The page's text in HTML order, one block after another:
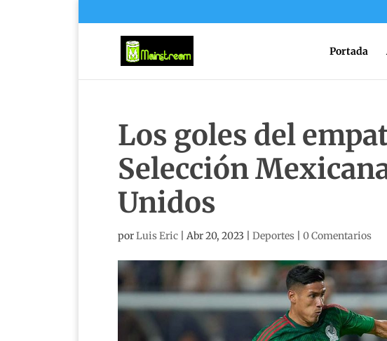
Portada
Los goles del
Selección
Unidos
porLuis Eric Abr 20, 2023 Deportes 0 Comentarios